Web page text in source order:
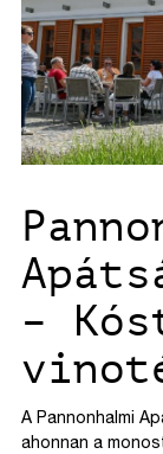
–
A Pannonhalmi
ahonnan a